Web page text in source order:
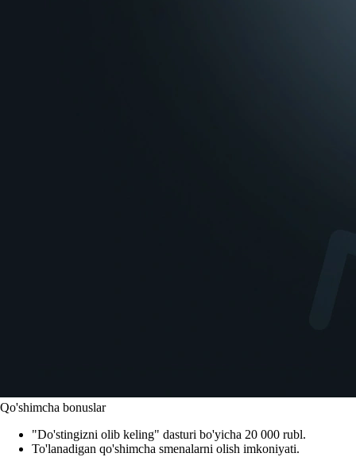
Qo'shimcha bonuslar
"Do'stingizni olib keling" dasturi bo'yicha 20 000 rubl.
To'lanadigan qo'shimcha smenalarni olish imkoniyati.